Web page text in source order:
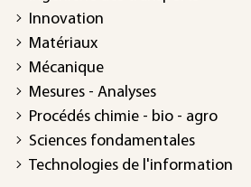
Innovation
Matériaux
Mécanique
Mesures - Analyses
Procédés chimie - bio - agro
Sciences fondamentales
Technologies de l'information